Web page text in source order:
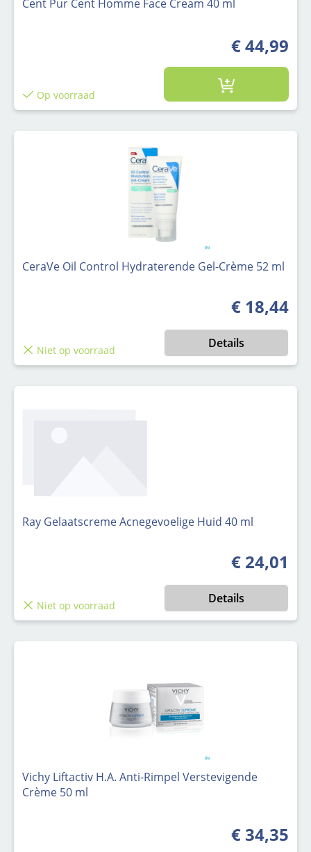
Cent Pur Cent Homme Face Cream 40 ml
€ 44,99
Op voorraad
CeraVe Oil Control Hydraterende Gel-Crème 52 ml
Normale
€ 18,44
Niet op voorraad Details
Ray Gelaatscreme Acnegevoelige Huid 40 ml
Normale
€ 24,01
Niet op voorraad Details
Vichy Liftactiv H.A. Anti-Rimpel Verstevigende
Crème 50 ml
€ 34,35